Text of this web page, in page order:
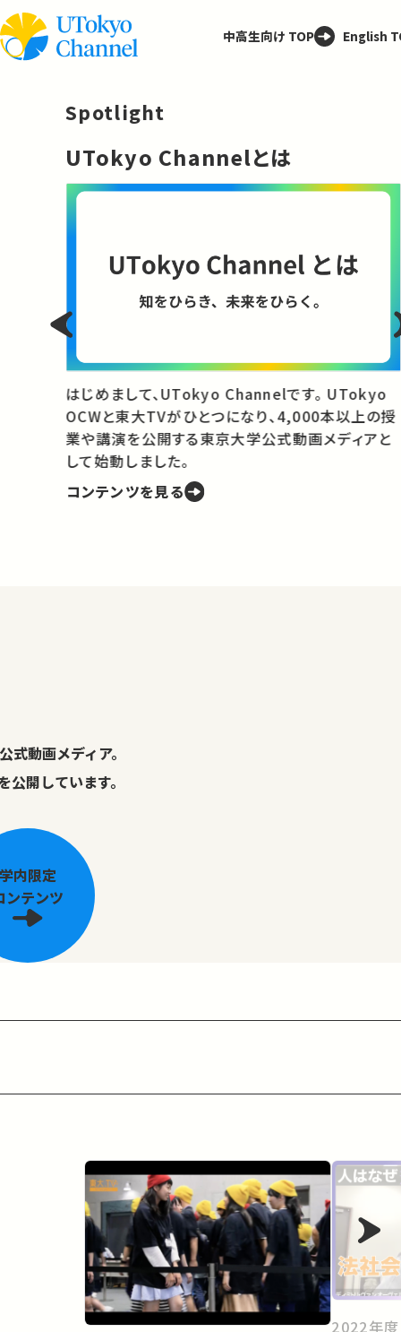
中高生向け TOP English
Spotlight
UTokyo Channelとは
はじめまして、UTokyo Channelです。 UTokyo
OCWと東大TVがひとつになり、4,000本以上の授
業や講演を公開する東京大学公式動画メディアと
して始動しました。
コンテンツを見る
式動画メディア。
開しています。
学内限定
ンテンツ
2022年度